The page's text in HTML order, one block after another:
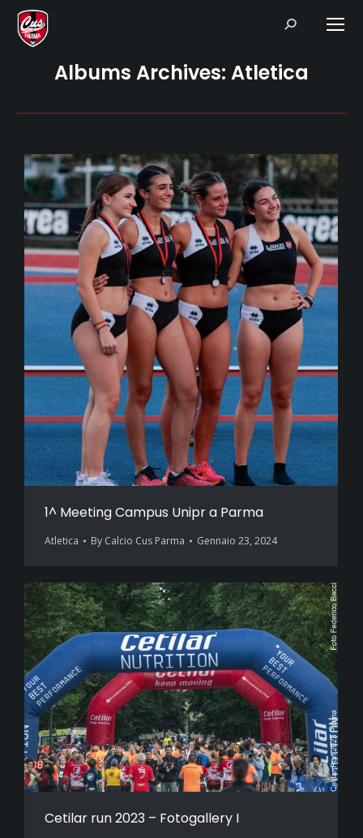
Search:
Albums Archives: Atletica
1^ Meeting Campus Unipr a Parma
Atletica By Calcio Cus Parma Gennaio 23, 2024
Cetilar run 2023 – Fotogallery I